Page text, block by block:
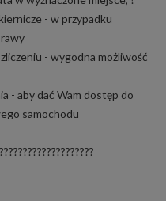
- w przypadku
- wygodna możliwość
- aby dać Wam dostęp do
samochodu